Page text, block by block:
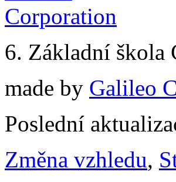
6. Základní škola
made by Galileo
Poslední
Změna vzhledu,